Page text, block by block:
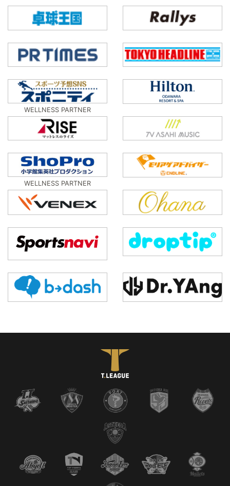
WELLNESS PARTNER
WELLNESS PARTNER